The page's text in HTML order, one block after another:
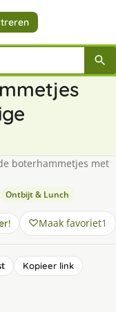
boterhammetjes met
Ontbijt & Lunch
Maak favoriet1
Kopieer link